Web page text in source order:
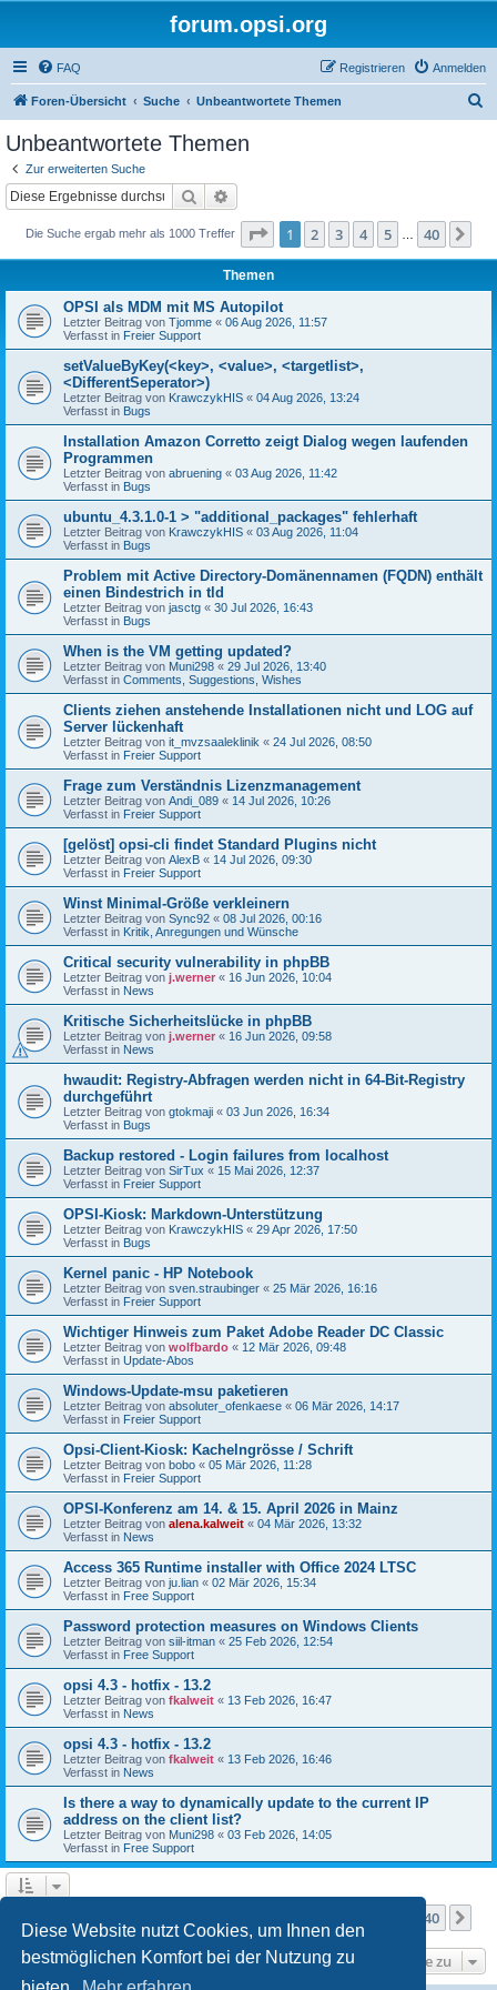
Diese Website nutzt Cookies, um Ihnen den
bestmöglichen Komfort bei der Nutzung zu
forum.opsi.org
FAQ Anmelden
Registrieren
Foren-Übersicht Suche Unbeantwortete Themen
Unbeantwortete Themen
Zur erweiterten Suche
Suche
Die Suche ergab mehr als 1000 Treffer Seite 1von 40
1 2 3 4 5 40
Themen
OPSI als MDM mit MS Autopilot
Letzter Beitrag von Tjomme « 06 Aug 2026, 11:57
Verfasst in Freier Support
setValueByKey(<key>, <value>, <targetlist>,
<DifferentSeperator>)
Letzter Beitrag von KrawczykHIS « 04 Aug 2026, 13:24
Verfasst in Bugs
Installation Amazon Corretto zeigt Dialog wegen laufenden
Programmen
Letzter Beitrag von abruening « 03 Aug 2026, 11:42
Verfasst in Bugs
ubuntu_4.3.1.0-1 > "additional_packages" fehlerhaft
Letzter Beitrag von KrawczykHIS « 03 Aug 2026, 11:04
Verfasst in Bugs
Problem mit Active Directory-Domänennamen (FQDN) enthält
einen Bindestrich in tld
Letzter Beitrag von jasctg « 30 Jul 2026, 16:43
Verfasst in Bugs
When is the VM getting updated?
Letzter Beitrag von Muni298 « 29 Jul 2026, 13:40
Verfasst in Comments, Suggestions, Wishes
Clients ziehen anstehende Installationen nicht und LOG auf
Server lückenhaft
Letzter Beitrag von it_mvzsaaleklinik « 24 Jul 2026, 08:50
Verfasst in Freier Support
Frage zum Verständnis Lizenzmanagement
Letzter Beitrag von Andi_089 « 14 Jul 2026, 10:26
Verfasst in Freier Support
[gelöst] opsi-cli findet Standard Plugins nicht
Letzter Beitrag von AlexB « 14 Jul 2026, 09:30
Verfasst in Freier Support
Winst Minimal-Größe verkleinern
Letzter Beitrag von Sync92 « 08 Jul 2026, 00:16
Verfasst in Kritik, Anregungen und Wünsche
Critical security vulnerability in phpBB
Letzter Beitrag von j.werner « 16 Jun 2026, 10:04
Verfasst in News
Kritische Sicherheitslücke in phpBB
Letzter Beitrag von j.werner « 16 Jun 2026, 09:58
Verfasst in News
hwaudit: Registry-Abfragen werden nicht in 64-Bit-Registry
durchgeführt
Letzter Beitrag von gtokmaji « 03 Jun 2026, 16:34
Verfasst in Bugs
Backup restored - Login failures from localhost
Letzter Beitrag von SirTux « 15 Mai 2026, 12:37
Verfasst in Freier Support
OPSI-Kiosk: Markdown-Unterstützung
Letzter Beitrag von KrawczykHIS « 29 Apr 2026, 17:50
Verfasst in Bugs
Kernel panic - HP Notebook
Letzter Beitrag von sven.straubinger « 25 Mär 2026, 16:16
Verfasst in Freier Support
Wichtiger Hinweis zum Paket Adobe Reader DC Classic
Letzter Beitrag von wolfbardo « 12 Mär 2026, 09:48
Verfasst in Update-Abos
Windows-Update-msu paketieren
Letzter Beitrag von absoluter_ofenkaese « 06 Mär 2026, 14:17
Verfasst in Freier Support
Opsi-Client-Kiosk: Kachelngrösse / Schrift
Letzter Beitrag von bobo « 05 Mär 2026, 11:28
Verfasst in Freier Support
OPSI-Konferenz am 14. & 15. April 2026 in Mainz
Letzter Beitrag von alena.kalweit « 04 Mär 2026, 13:32
Verfasst in News
Access 365 Runtime installer with Office 2024 LTSC
Letzter Beitrag von ju.lian « 02 Mär 2026, 15:34
Verfasst in Free Support
Password protection measures on Windows Clients
Letzter Beitrag von siil-itman « 25 Feb 2026, 12:54
Verfasst in Free Support
opsi 4.3 - hotfix - 13.2
Letzter Beitrag von fkalweit « 13 Feb 2026, 16:47
Verfasst in News
opsi 4.3 - hotfix - 13.2
Letzter Beitrag von fkalweit « 13 Feb 2026, 16:46
Verfasst in News
Is there a way to dynamically update to the current IP
address on the client list?
Letzter Beitrag von Muni298 « 03 Feb 2026, 14:05
Verfasst in Free Support
40
Gehe zu